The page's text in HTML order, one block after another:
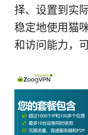
择、设置到实
稳定地使用猫
和访问能力，